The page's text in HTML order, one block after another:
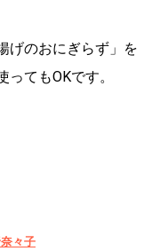
げのおにぎらず」を
てもOKです。
々子